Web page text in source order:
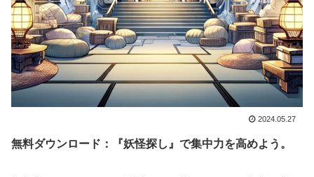
2024.05.27
無料ダウンロード：『妖怪探し』で集中力を高めよう。